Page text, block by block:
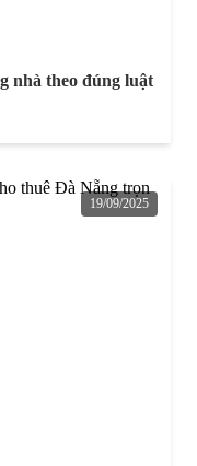
nhà theo đúng luật
19/09/2025